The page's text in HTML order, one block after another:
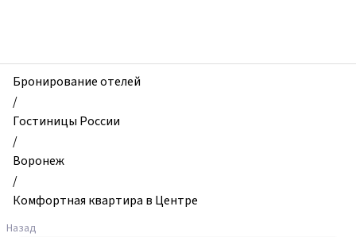
и
квартиры,
Комфортная
квартира
в
Центре,
Воронеж,
Россия
Бронирование отелей
/
Гостиницы России
/
Воронеж
/
Комфортная квартира в Центре
Назад